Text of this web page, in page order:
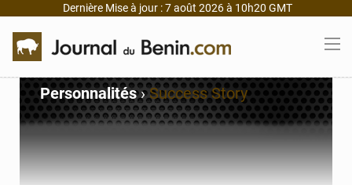
Dernière Mise à jour : 7 août 2026 à 10h20 GMT
Personnalités›Success Story